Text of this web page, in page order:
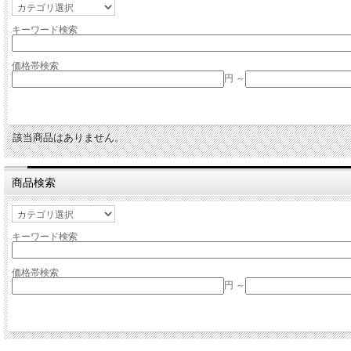
キーワード検索
価格帯検索
円 ～
該当商品はありません。
商品検索
キーワード検索
価格帯検索
円 ～